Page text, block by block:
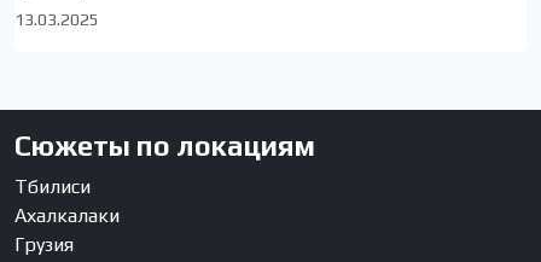
13.03.2025
Сюжеты по локациям
Тбилиси
Ахалкалаки
Грузия